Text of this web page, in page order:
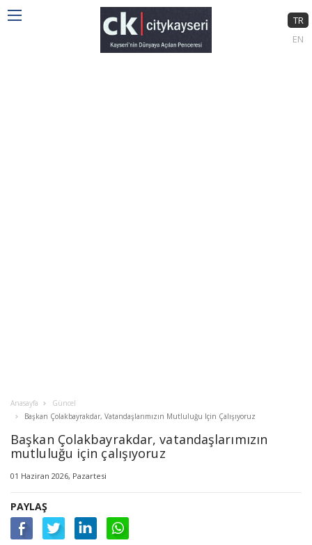
TR
EN
Anasayfa
Güncel
Başkan Çolakbayrakdar, Vatandaşlarımızın Mutluluğu Için Çalışıyoruz
Başkan Çolakbayrakdar, vatandaşlarımızın
mutluluğu için çalışıyoruz
01 Haziran 2026, Pazartesi
PAYLAŞ